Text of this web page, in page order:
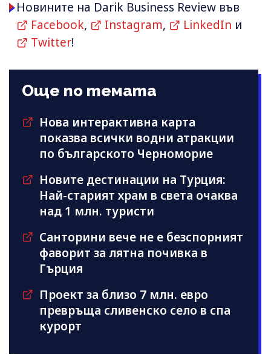
Новините на Darik Business Review във
Facebook, Instagram, LinkedIn и
Twitter!
Още по темата
Нова интерактивна карта
показва всички водни атракции
по българското Черноморие
Новите дестинации на Турция:
Най-старият храм в света очаква
над 1 млн. туристи
Санторини вече не е безспорният
фаворит за лятна почивка в
Гърция
Проект за близо 7 млн. евро
превръща сливенско село в спа
курорт